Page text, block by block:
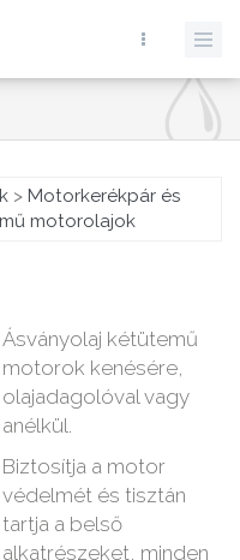
> Motorkerékpár és
motorolajok
Ásványolaj kétütemű
motorok kenésére,
olajadagolóval vagy
anélkül.
Biztosítja a motor
védelmét és tisztán
tartja a belső
alkatrészeket, minden